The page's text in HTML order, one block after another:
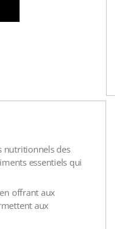
nutritionnels des
essentiels qui
offrant aux
aux